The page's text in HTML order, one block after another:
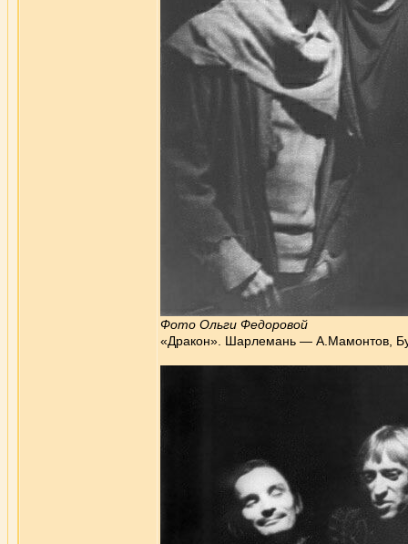
Фото Ольги Федоровой
«Дракон». Шарлемань — А.Мамонтов,